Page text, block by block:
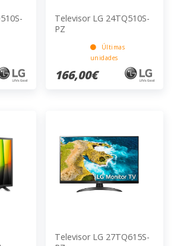
Televisor LG 24TQ510S-
PZ
Últimas
unidades
166,00€
Televisor LG 27TQ615S-